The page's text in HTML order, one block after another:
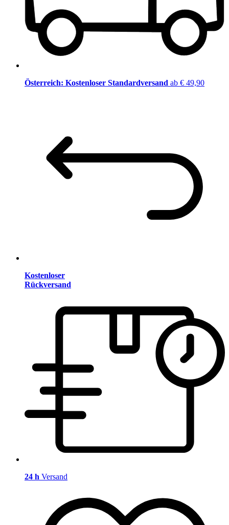
Österreich: Kostenloser Standardversand ab € 49,90
Kostenloser
Rückversand
24 h Versand